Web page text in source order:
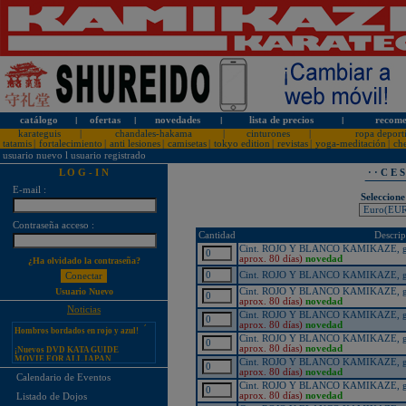
catálogo l ofertas l novedades l lista de precios l
karateguis
chandales-hakama cinturones
ropa
tatamis
fortalecimiento anti lesiones camisetas tokyo edition revistas yoga-meditación
usuario nuevo l usuario registrado
L O G - I N
E-mail :
Contraseña acceso :
¿Ha olvidado la contraseña?
Usuario Nuevo
Noticias
¡PERSONALICE LOS
KARATEGUIS KAMIKAZE CON
Tarifas especiales para clubes, dojos
y asociaciones
¡Nuevos catálogos de Kamikaze!
¡Nuevo karategui Kamikaze
Premier-Kata-WKF REVERSIBLE,
Hombros bordados en rojo y azul!
MOVIE FOR ALL JAPAN
KARATEDO SHOTOKAN TOKUI
KATA VOL. 1 + 2!
WKF Kumite REVERSIBLE,
Calendario de Eventos
Listado de Dojos
· · C E
Cantidad
Cint. ROJO Y BLANCO KAMIKAZE,
aprox. 80 días) novedad
Cint. ROJO Y BLANCO KAMIKAZE,
Cint. ROJO Y BLANCO KAMIKAZE,
aprox. 80 días) novedad
Cint. ROJO Y BLANCO KAMIKAZE,
aprox. 80 días) novedad
Cint. ROJO Y BLANCO KAMIKAZE,
aprox. 80 días) novedad
Cint. ROJO Y BLANCO KAMIKAZE,
aprox. 80 días) novedad
Cint. ROJO Y BLANCO KAMIKAZE,
aprox. 80 días) novedad